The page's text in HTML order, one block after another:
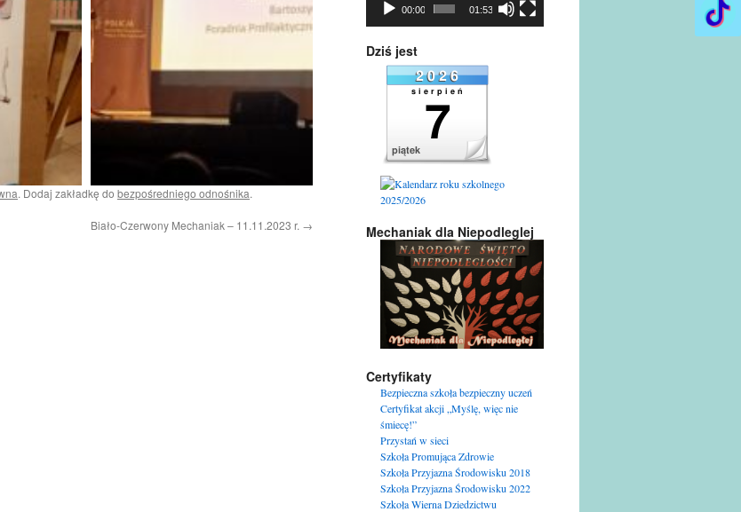
. Dodaj zakładkę do bezpośredniego odnośnika.
Biało-Czerwony Mechaniak – 11.11.2023 r. →
00:00 01:53
Dziś jest
Mechaniak dla Niepodleglej
Certyfikaty
Bezpieczna szkoła bezpieczny uczeń
Certyfikat akcji „Myślę, więc nie
śmiecę!”
Przystań w sieci
Szkoła Promująca Zdrowie
Szkoła Przyjazna Środowisku 2018
Szkoła Przyjazna Środowisku 2022
Szkoła Wierna Dziedzictwu